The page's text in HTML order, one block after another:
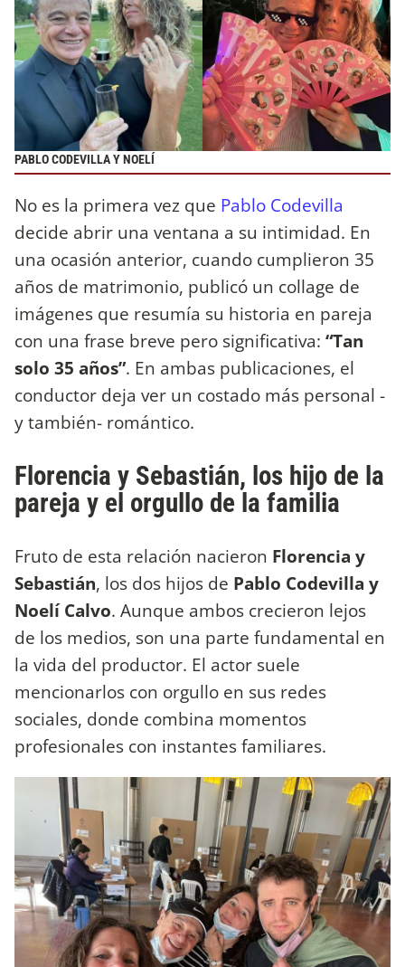
PABLO CODEVILLA Y NOELÍ
No es la primera vez que Pablo Codevilla
decide abrir una ventana a su intimidad. En
una ocasión anterior, cuando cumplieron 35
años de matrimonio, publicó un collage de
imágenes que resumía su historia en pareja
con una frase breve pero significativa: “Tan
solo 35 años”. En ambas publicaciones, el
conductor deja ver un costado más personal -
y también- romántico.
Florencia y Sebastián, los hijo de la
pareja y el orgullo de la familia
Fruto de esta relación nacieron Florencia y
Sebastián, los dos hijos de Pablo Codevilla y
Noelí Calvo. Aunque ambos crecieron lejos
de los medios, son una parte fundamental en
la vida del productor. El actor suele
mencionarlos con orgullo en sus redes
sociales, donde combina momentos
profesionales con instantes familiares.